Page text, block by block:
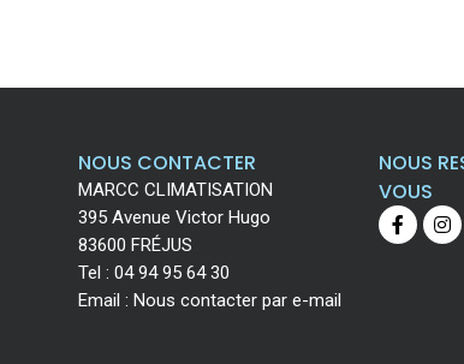
NOUS CONTACTER
MARCC CLIMATISATION
395 Avenue Victor Hugo
83600 FRÉJUS
Tel : 04 94 95 64 30
Email : Nous contacter par e-mail
NOUS
VOUS